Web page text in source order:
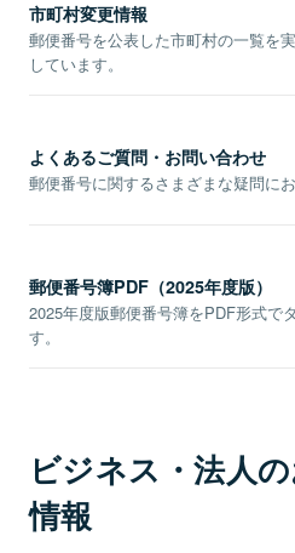
市町村変更情報
郵便番号を公表した市町村の一覧を
しています。
よくあるご質問・お問い合わせ
郵便番号に関するさまざまな疑問にお
郵便番号簿PDF（2025年度版）
2025年度版郵便番号簿をPDF形式で
す。
ビジネス・法人
情報